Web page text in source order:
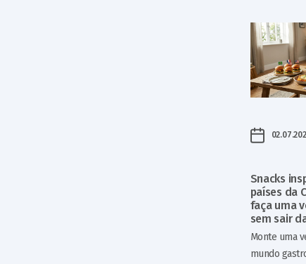
Snacks
países da
faça uma
sem sair
Monte uma
mundo